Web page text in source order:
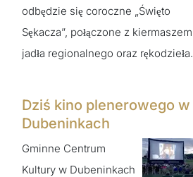
odbędzie się coroczne „Święto
Sękacza”, połączone z kiermaszem
jadła regionalnego oraz rękodzieła.
Dziś kino plenerowego w
Dubeninkach
Gminne Centrum
Kultury w Dubeninkach